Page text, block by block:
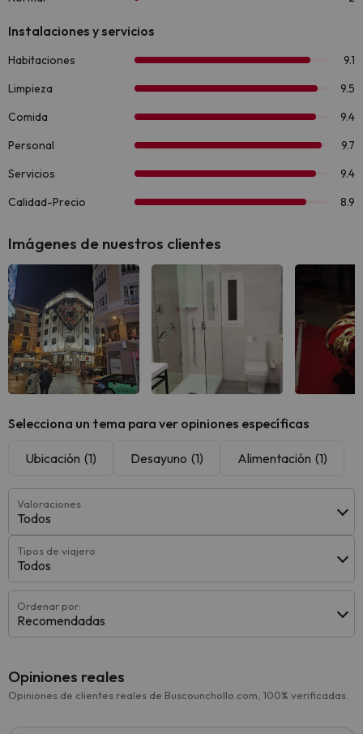
Imágenes de nuestros clientes
Selecciona un tema para ver opiniones específicas
Ubicación (1) Desayuno (1) Alimentación (1)
Valoraciones
Todos
Tipos de viajero
Todos
Ordenar por:
Recomendadas
Opiniones reales
Opiniones de clientes reales de Buscounchollo.com, 100% verificadas.